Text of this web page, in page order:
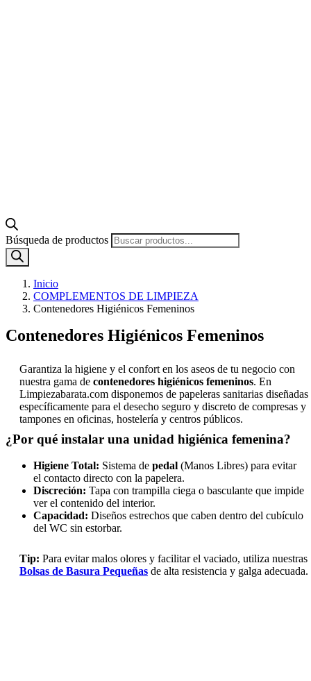
Búsqueda de productos
Inicio
COMPLEMENTOS DE LIMPIEZA
Contenedores Higiénicos Femeninos
Contenedores Higiénicos Femeninos
Garantiza la higiene y el confort en los aseos de tu negocio con
nuestra gama de contenedores higiénicos femeninos. En
Limpiezabarata.com disponemos de papeleras sanitarias diseñadas
específicamente para el desecho seguro y discreto de compresas y
tampones en oficinas, hostelería y centros públicos.
¿Por qué instalar una unidad higiénica femenina?
Higiene Total: Sistema de pedal (Manos Libres) para evitar
el contacto directo con la papelera.
Discreción: Tapa con trampilla ciega o basculante que impide
ver el contenido del interior.
Capacidad: Diseños estrechos que caben dentro del cubículo
del WC sin estorbar.
Tip: Para evitar malos olores y facilitar el vaciado, utiliza nuestras
Bolsas de Basura Pequeñas de alta resistencia y galga adecuada.